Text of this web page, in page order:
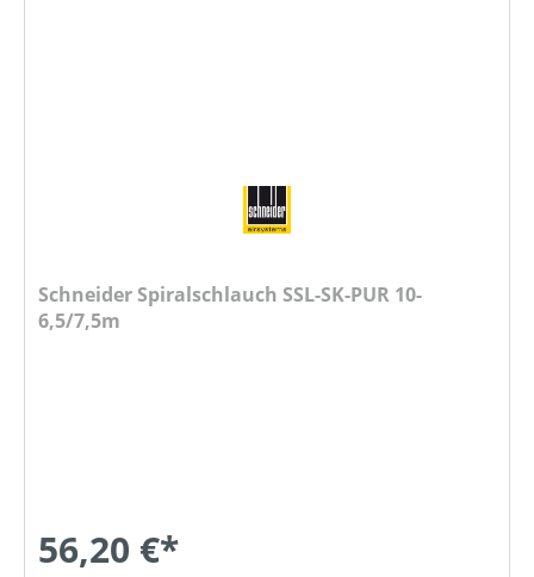
Schneider Spiralschlauch SSL-SK-PUR 10-
6,5/7,5m
56,20 €*